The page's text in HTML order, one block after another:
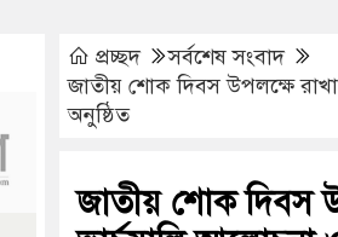
প্রচ্ছদ
সর্বশেষ সংবাদ
জাতীয় শোক দিবস উপলক্ষে
অনুষ্ঠিত
জাতীয় শোক দিবস